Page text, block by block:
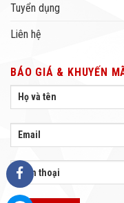
Tuyển dụng
Liên hệ
BÁO GIÁ & KHUYẾN